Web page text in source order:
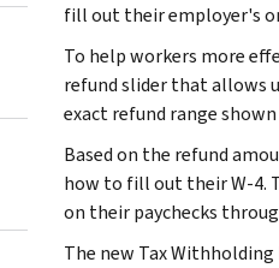
fill out their employer's
To help workers more
refund slider that allows
exact refund range
Based on the refund
how to fill out their W-4.
on their paychecks
The new Tax